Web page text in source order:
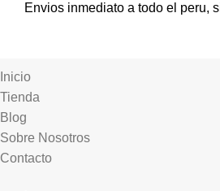
Envios inmediato a todo el peru,
Inicio
Tienda
Blog
Sobre Nosotros
Contacto